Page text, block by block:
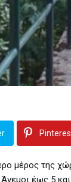
μέρος της
έως 5